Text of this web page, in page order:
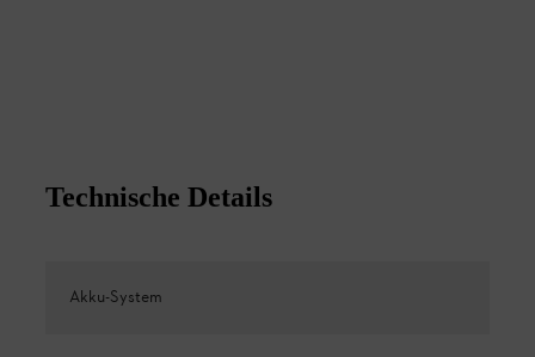
Technische Details
Akku-System